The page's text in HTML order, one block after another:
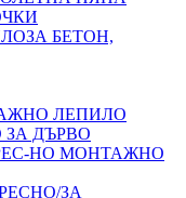
БЕТОН,
ЛЕПИЛО
ЗА ДЪРВО
НО МОНТАЖНО
ЗА